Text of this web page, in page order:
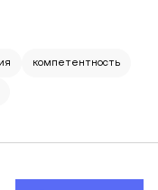
компетентность